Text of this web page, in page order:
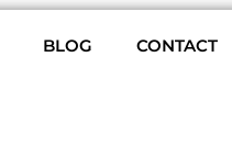
BLOG CONTACT